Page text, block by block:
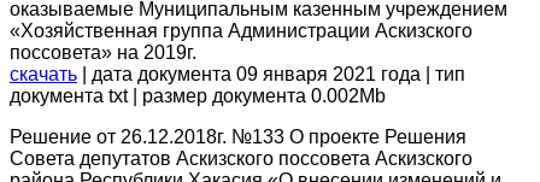
оказываемые Муниципальным казенным учреждением
«Хозяйственная группа Администрации Аскизского
поссовета» на 2019г.
скачать | дата документа 09 января 2021 года | тип
документа txt | размер документа 0.002Mb
Решение от 26.12.2018г. №133 О проекте Решения
Совета депутатов Аскизского поссовета Аскизского